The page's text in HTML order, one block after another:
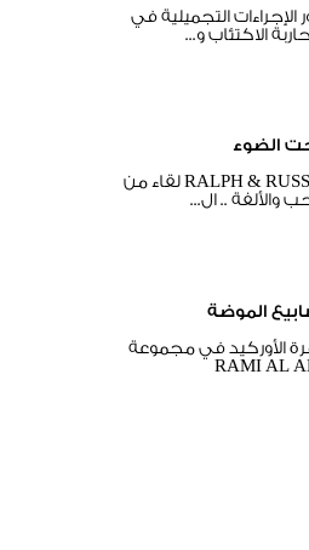
الإجراءات التجميلية في
الاكتئاب و...
الضوء
RALPH & RUSSO لقاء من
والألفة .. ال...
الموضة
الأوركيد في مجموعة
RAMI AL